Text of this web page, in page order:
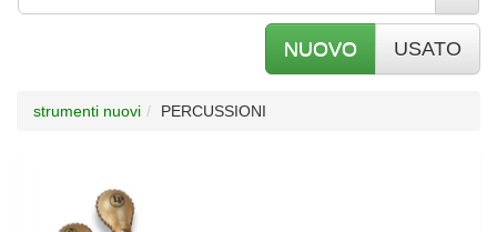
NUOVO USATO
strumenti nuovi PERCUSSIONI